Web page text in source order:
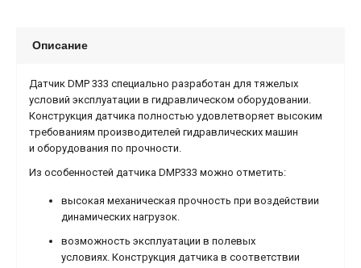
Описание
Датчик DMP 333 специально разработан для тяжелых
условий эксплуатации в гидравлическом оборудовании.
Конструкция датчика полностью удовлетворяет высоким
требованиям производителей гидравлических машин
и оборудования по прочности.
Из особенностей датчика DMP333 можно отметить:
высокая механическая прочность при воздействии
динамических нагрузок.
возможность эксплуатации в полевых
условиях. Конструкция датчика в соответствии